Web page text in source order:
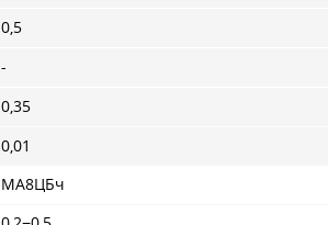
0,5
-
0,35
0,01
МА8ЦБч